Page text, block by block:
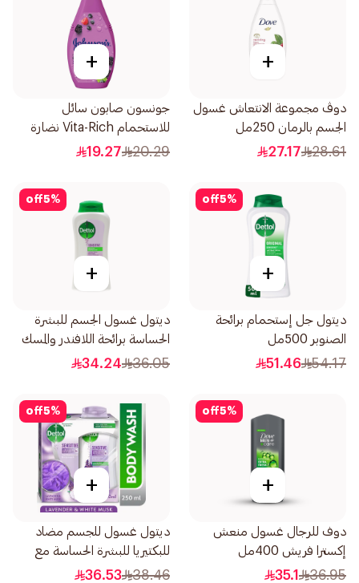
+
دوڤ مجموعة الانتعاش غسول
الجسم بالرمان 250مل
28.61
27.17
+
جونسون صابون سائل
للاستحمام Vita-Rich نضارة
250مل
20.29
19.27
5%
off
+
ديتول جل إستحمام برائحة
الصنوبر 500مل
54.17
51.46
5%
off
+
ديتول غسول الجسم للبشرة
الحساسة برائحة اللافندر والمسك
الأبيض 250مل
36.05
34.24
5%
off
+
دوف للرجال غسول منعش
إكسترا فريش 400مل
36.95
35.1
5%
off
+
ديتول غسول للجسم مضاد
للبكتيريا للبشرة الحساسة مع
إسفنجة استحمام 250مل
38.46
36.53